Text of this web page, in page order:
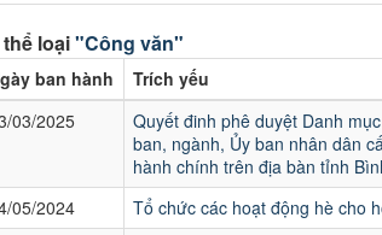
loại"Công văn"
ban hành
Trích yếu
03/2025
Quyết đinh phê duyệt Danh
ban, ngành, Ủy ban nhân dân
hành chính trên địa bàn tỉnh
05/2024
Tổ chức các hoạt động hè cho